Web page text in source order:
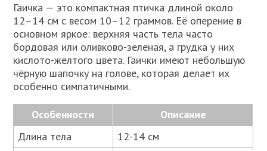
Гаичка — это компактная птичка длиной около
12–14 см с весом 10–12 граммов. Её оперение в
основном яркое: верхняя часть тела часто
бордовая или оливково-зеленая, а грудка у них
кислото-желтого цвета. Гаички имеют небольшую
чёрную шапочку на голове, которая делает их
особенно симпатичными.
Особенности
Описание
Длина тела
12-14 см